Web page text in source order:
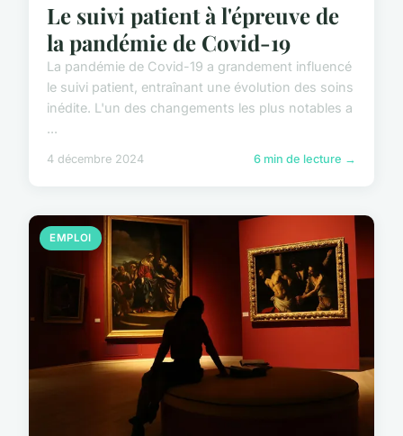
Le suivi patient à l'épreuve de
la pandémie de Covid-19
La pandémie de Covid-19 a grandement influencé
le suivi patient, entraînant une évolution des soins
inédite. L'un des changements les plus notables a
...
4 décembre 2024 6 min de lecture →
EMPLOI